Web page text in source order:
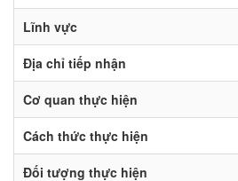
Lĩnh vực
Địa chỉ tiếp nhận
Cơ quan thực hiện
Cách thức thực hiện
Đối tượng thực hiện